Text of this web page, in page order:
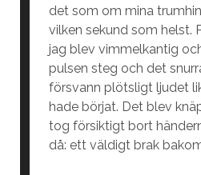
det som om mina
vilken sekund som helst.
jag blev vimmelkantig
pulsen steg och det
försvann plötsligt ljudet
hade börjat. Det blev
tog försiktigt bort
då: ett väldigt brak